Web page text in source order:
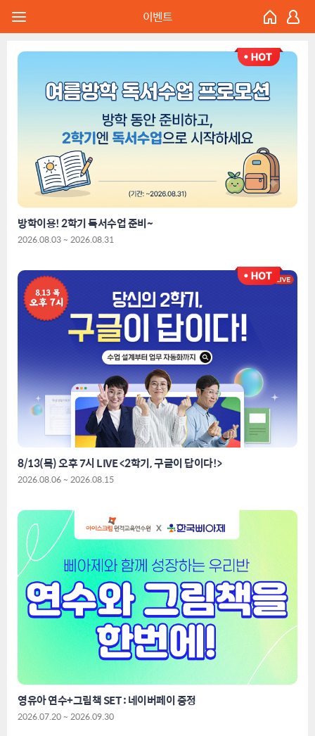
이벤트
방학이용! 2학기 독서수업 준비~
2026.08.03 ~ 2026.08.31
8/13(목) 오후 7시 LIVE <2학기, 구글이 답이다!>
2026.08.06 ~ 2026.08.15
영유아 연수+그림책 SET : 네이버페이 증정
2026.07.20 ~ 2026.09.30